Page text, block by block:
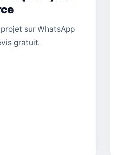
sur WhatsApp
gratuit.